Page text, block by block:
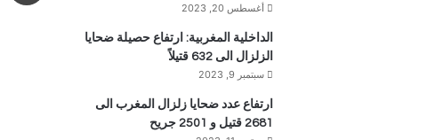
أغسطس 20, 2023
الداخلية المغربية: ارتفاع حصيلة ضحايا
الزلزال الى 632 قتيلاً
سبتمبر 9, 2023
ارتفاع عدد ضحايا زلزال المغرب الى
2681 قتيل و 2501 جريح